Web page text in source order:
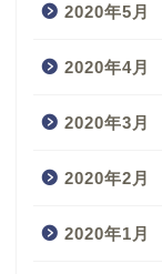
2020年5月
2020年4月
2020年3月
2020年2月
2020年1月